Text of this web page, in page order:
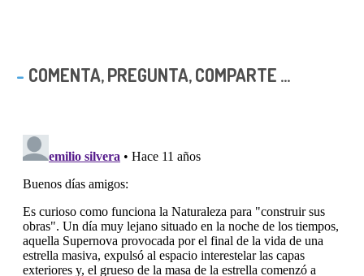
COMENTA, PREGUNTA, COMPARTE ...